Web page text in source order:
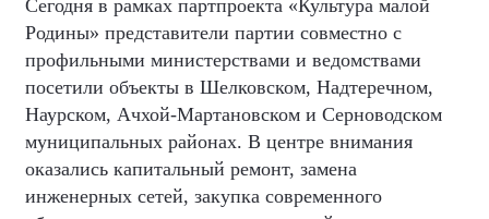
Сегодня в рамках партпроекта «Культура малой
Родины» представители партии совместно с
профильными министерствами и ведомствами
посетили объекты в Шелковском, Надтеречном,
Наурском, Ачхой-Мартановском и Серноводском
муниципальных районах. В центре внимания
оказались капитальный ремонт, замена
инженерных сетей, закупка современного